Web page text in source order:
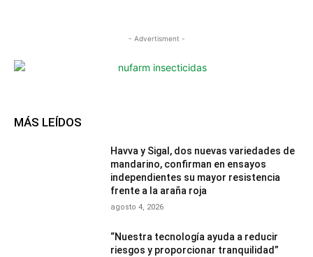
- Advertisment -
MÁS LEÍDOS
Havva y Sigal, dos nuevas variedades de
mandarino, confirman en ensayos
independientes su mayor resistencia
frente a la araña roja
agosto 4, 2026
“Nuestra tecnología ayuda a reducir
riesgos y proporcionar tranquilidad”